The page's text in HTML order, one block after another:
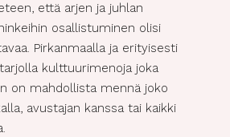
että arjen ja juhlan
osallistuminen olisi
Pirkanmaalla ja erityisesti
kulttuurimenoja joka
on mahdollista mennä joko
avustajan kanssa tai kaikki